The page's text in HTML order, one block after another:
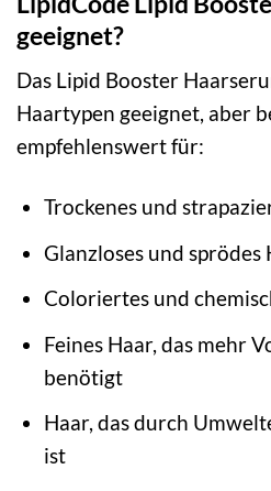
geeignet?
Das Lipid Booster
Haartypen geeignet, aber
empfehlenswert für:
Trockenes und
Glanzloses und sprödes
Coloriertes und
Feines Haar, das mehr
benötigt
Haar, das durch
ist